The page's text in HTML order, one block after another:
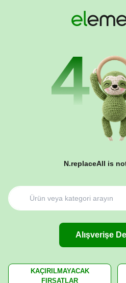
N.replaceAll is
Alışverişe
KAÇIRILMAYACAK
FIRSATLAR